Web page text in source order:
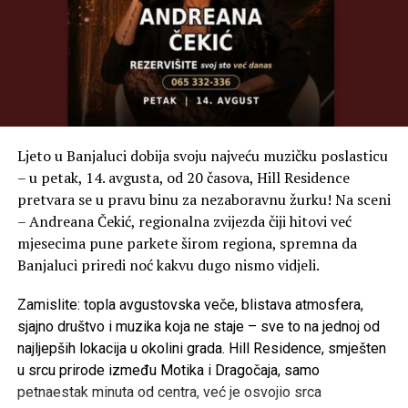
Ljeto u Banjaluci dobija svoju najveću muzičku poslasticu
– u petak, 14. avgusta, od 20 časova, Hill Residence
pretvara se u pravu binu za nezaboravnu žurku! Na sceni
– Andreana Čekić, regionalna zvijezda čiji hitovi već
mjesecima pune parkete širom regiona, spremna da
Banjaluci priredi noć kakvu dugo nismo vidjeli.
Zamislite: topla avgustovska veče, blistava atmosfera,
sjajno društvo i muzika koja ne staje – sve to na jednoj od
najljepših lokacija u okolini grada. Hill Residence, smješten
u srcu prirode između Motika i Dragočaja, samo
petnaestak minuta od centra, već je osvojio srca